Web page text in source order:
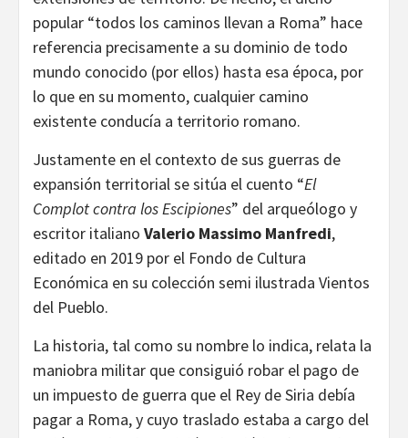
popular “todos los caminos llevan a Roma” hace
referencia precisamente a su dominio de todo
mundo conocido (por ellos) hasta esa época, por
lo que en su momento, cualquier camino
existente conducía a territorio romano.
Justamente en el contexto de sus guerras de
expansión territorial se sitúa el cuento “El
Complot contra los Escipiones” del arqueólogo y
escritor italiano Valerio Massimo Manfredi,
editado en 2019 por el Fondo de Cultura
Económica en su colección semi ilustrada Vientos
del Pueblo.
La historia, tal como su nombre lo indica, relata la
maniobra militar que consiguió robar el pago de
un impuesto de guerra que el Rey de Siria debía
pagar a Roma, y cuyo traslado estaba a cargo del